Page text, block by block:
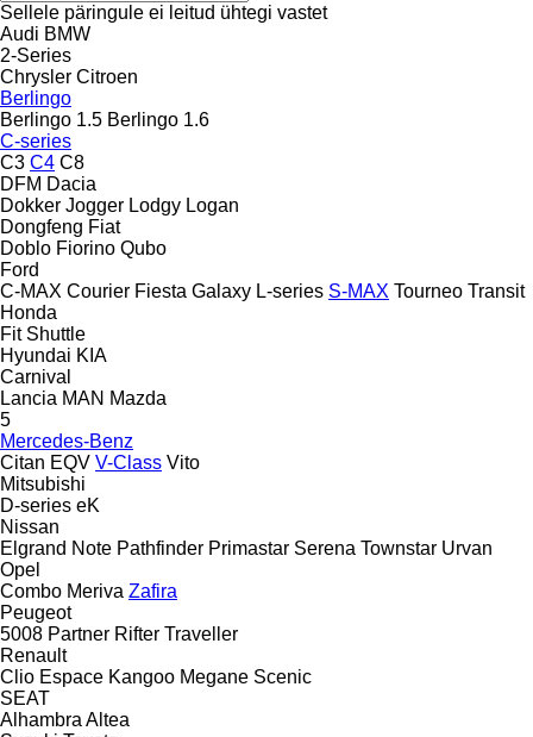
Sellele päringule ei leitud ühtegi vastet
Audi BMW
2-Series
Chrysler Citroen
Berlingo
Berlingo 1.5 Berlingo 1.6
C-series
C3 C4 C8
DFM Dacia
Dokker Jogger Lodgy Logan
Dongfeng Fiat
Doblo Fiorino Qubo
Ford
C-MAX Courier Fiesta Galaxy L-series S-MAX Tourneo Transit
Honda
Fit Shuttle
Hyundai KIA
Carnival
Lancia MAN Mazda
5
Mercedes-Benz
Citan EQV V-Class Vito
Mitsubishi
D-series eK
Nissan
Elgrand Note Pathfinder Primastar Serena Townstar Urvan
Opel
Combo Meriva Zafira
Peugeot
5008 Partner Rifter Traveller
Renault
Clio Espace Kangoo Megane Scenic
SEAT
Alhambra Altea